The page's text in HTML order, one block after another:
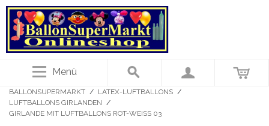
Menü
BALLONSUPERMARKT / LATEX-LUFTBALLONS /
LUFTBALLONS GIRLANDEN /
GIRLANDE MIT LUFTBALLONS ROT-WEISS 03